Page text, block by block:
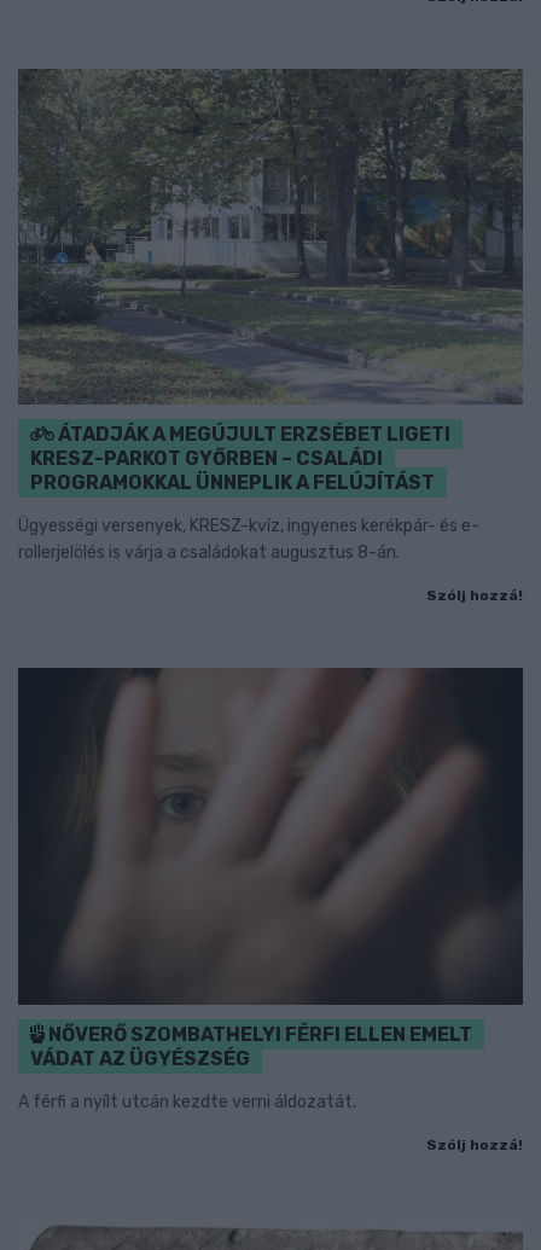
ÁTADJÁK A MEGÚJULT ERZSÉBET LIGETI
KRESZ-PARKOT GYŐRBEN – CSALÁDI
PROGRAMOKKAL ÜNNEPLIK A FELÚJÍTÁST
Ügyességi versenyek, KRESZ-kvíz, ingyenes kerékpár- és e-
rollerjelölés is várja a családokat augusztus 8-án.
Szólj hozzá!
NŐVERŐ SZOMBATHELYI FÉRFI ELLEN EMELT
VÁDAT AZ ÜGYÉSZSÉG
A férfi a nyílt utcán kezdte verni áldozatát.
Szólj hozzá!